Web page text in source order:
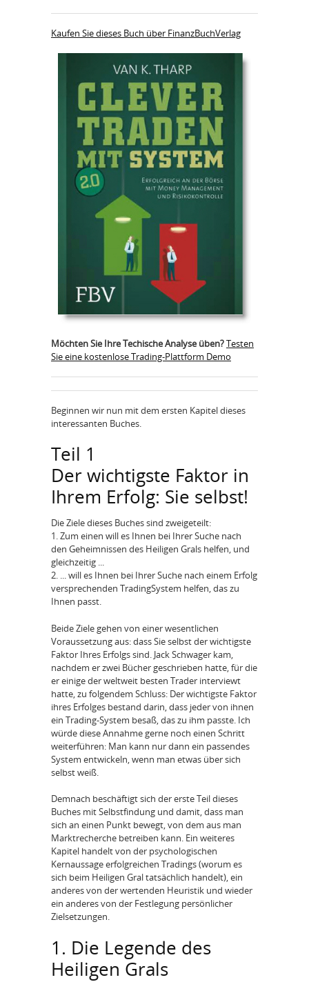
Kaufen Sie dieses Buch über FinanzBuchVerlag
Möchten Sie Ihre Techische Analyse üben?Testen
Sie eine kostenlose Trading-Plattform Demo
Beginnen wir nun mit dem ersten Kapitel dieses
interessanten Buches.
Teil 1
Der wichtigste Faktor in
Ihrem Erfolg: Sie selbst!
Die Ziele dieses Buches sind zweigeteilt:
1. Zum einen will es Ihnen bei Ihrer Suche nach
den Geheimnissen des Heiligen Grals helfen, und
gleichzeitig ...
2. ... will es Ihnen bei Ihrer Suche nach einem Erfolg
versprechenden TradingSystem helfen, das zu
Ihnen passt.
Beide Ziele gehen von einer wesentlichen
Voraussetzung aus: dass Sie selbst der wichtigste
Faktor Ihres Erfolgs sind. Jack Schwager kam,
nachdem er zwei Bücher geschrieben hatte, für die
er einige der weltweit besten Trader interviewt
hatte, zu folgendem Schluss: Der wichtigste Faktor
ihres Erfolges bestand darin, dass jeder von ihnen
ein Trading-System besaß, das zu ihm passte. Ich
würde diese Annahme gerne noch einen Schritt
weiterführen: Man kann nur dann ein passendes
System entwickeln, wenn man etwas über sich
selbst weiß.
Demnach beschäftigt sich der erste Teil dieses
Buches mit Selbstfindung und damit, dass man
sich an einen Punkt bewegt, von dem aus man
Marktrecherche betreiben kann. Ein weiteres
Kapitel handelt von der psychologischen
Kernaussage erfolgreichen Tradings (worum es
sich beim Heiligen Gral tatsächlich handelt), ein
anderes von der wertenden Heuristik und wieder
ein anderes von der Festlegung persönlicher
Zielsetzungen.
1. Die Legende des
Heiligen Grals